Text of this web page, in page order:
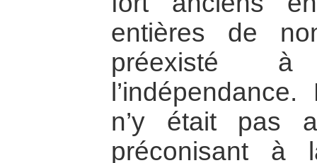
entières de
préexisté à
n’y était pas
préconisant à